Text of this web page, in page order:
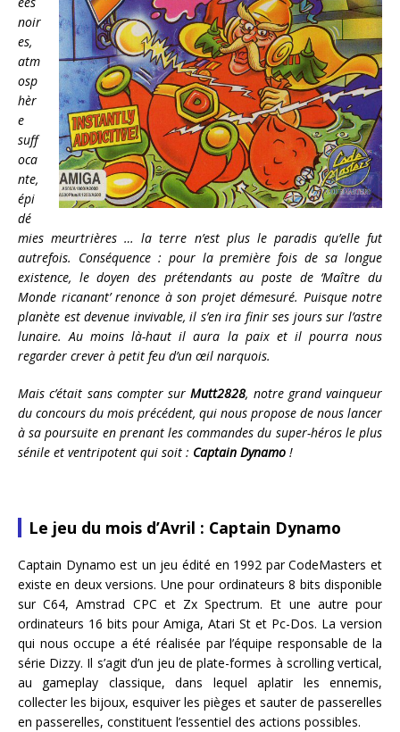
noir
es,
atm
osp
hèr
e
suff
oca
nte,
épi
dé
mies meurtrières … la terre n’est plus le paradis qu’elle fut
autrefois. Conséquence : pour la première fois de sa longue
existence, le doyen des prétendants au poste de ‘Maître du
Monde ricanant’ renonce à son projet démesuré. Puisque notre
planète est devenue invivable, il s’en ira finir ses jours sur l’astre
lunaire. Au moins là-haut il aura la paix et il pourra nous
regarder crever à petit feu d’un œil narquois.
Mais c’était sans compter surMutt2828, notre grand vainqueur
du concours du mois précédent, qui nous propose de nous lancer
à sa poursuite en prenant les commandes du super-héros le plus
sénile et ventripotent qui soit : Captain Dynamo !
Le jeu du mois d’Avril : Captain Dynamo
Captain Dynamo est un jeu édité en 1992 par CodeMasters et
existe en deux versions. Une pour ordinateurs 8 bits disponible
sur C64, Amstrad CPC et Zx Spectrum. Et une autre pour
ordinateurs 16 bits pour Amiga, Atari St et Pc-Dos. La version
qui nous occupe a été réalisée par l’équipe responsable de la
série Dizzy. Il s’agit d’un jeu de plate-formes à scrolling vertical,
au gameplay classique, dans lequel aplatir les ennemis,
collecter les bijoux, esquiver les pièges et sauter de passerelles
en passerelles, constituent l’essentiel des actions possibles.